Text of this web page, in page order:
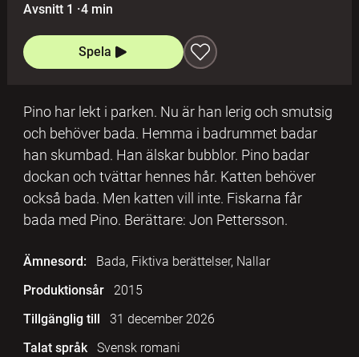
Avsnitt 1 ·4 min
Spela
Pino har lekt i parken. Nu är han lerig och smutsig
och behöver bada. Hemma i badrummet badar
han skumbad. Han älskar bubblor. Pino badar
dockan och tvättar hennes hår. Katten behöver
också bada. Men katten vill inte. Fiskarna får
bada med Pino. Berättare: Jon Pettersson.
Ämnesord:
Bada, Fiktiva berättelser, Nallar
Produktionsår
2015
Tillgänglig till
31 december 2026
Talat språk
Svensk romani